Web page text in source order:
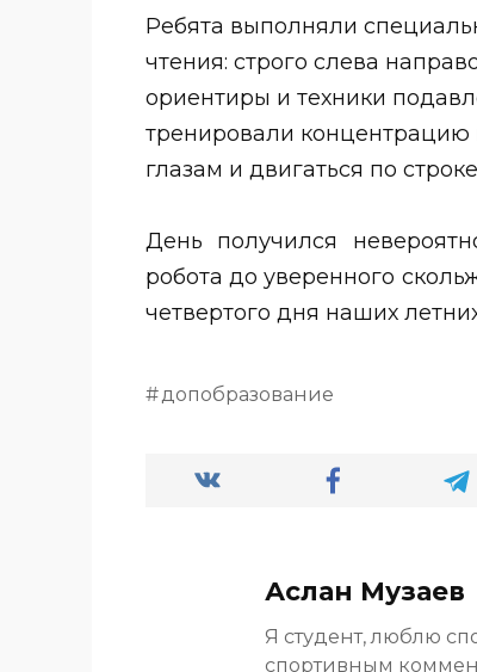
Ребята выполняли
чтения: строго слева
ориентиры и техники
тренировали концентрацию
глазам и двигаться по
День получился
робота до уверенного
четвертого дня наших
допобразование
Аслан Музаев
Я студент, люблю
спортивным